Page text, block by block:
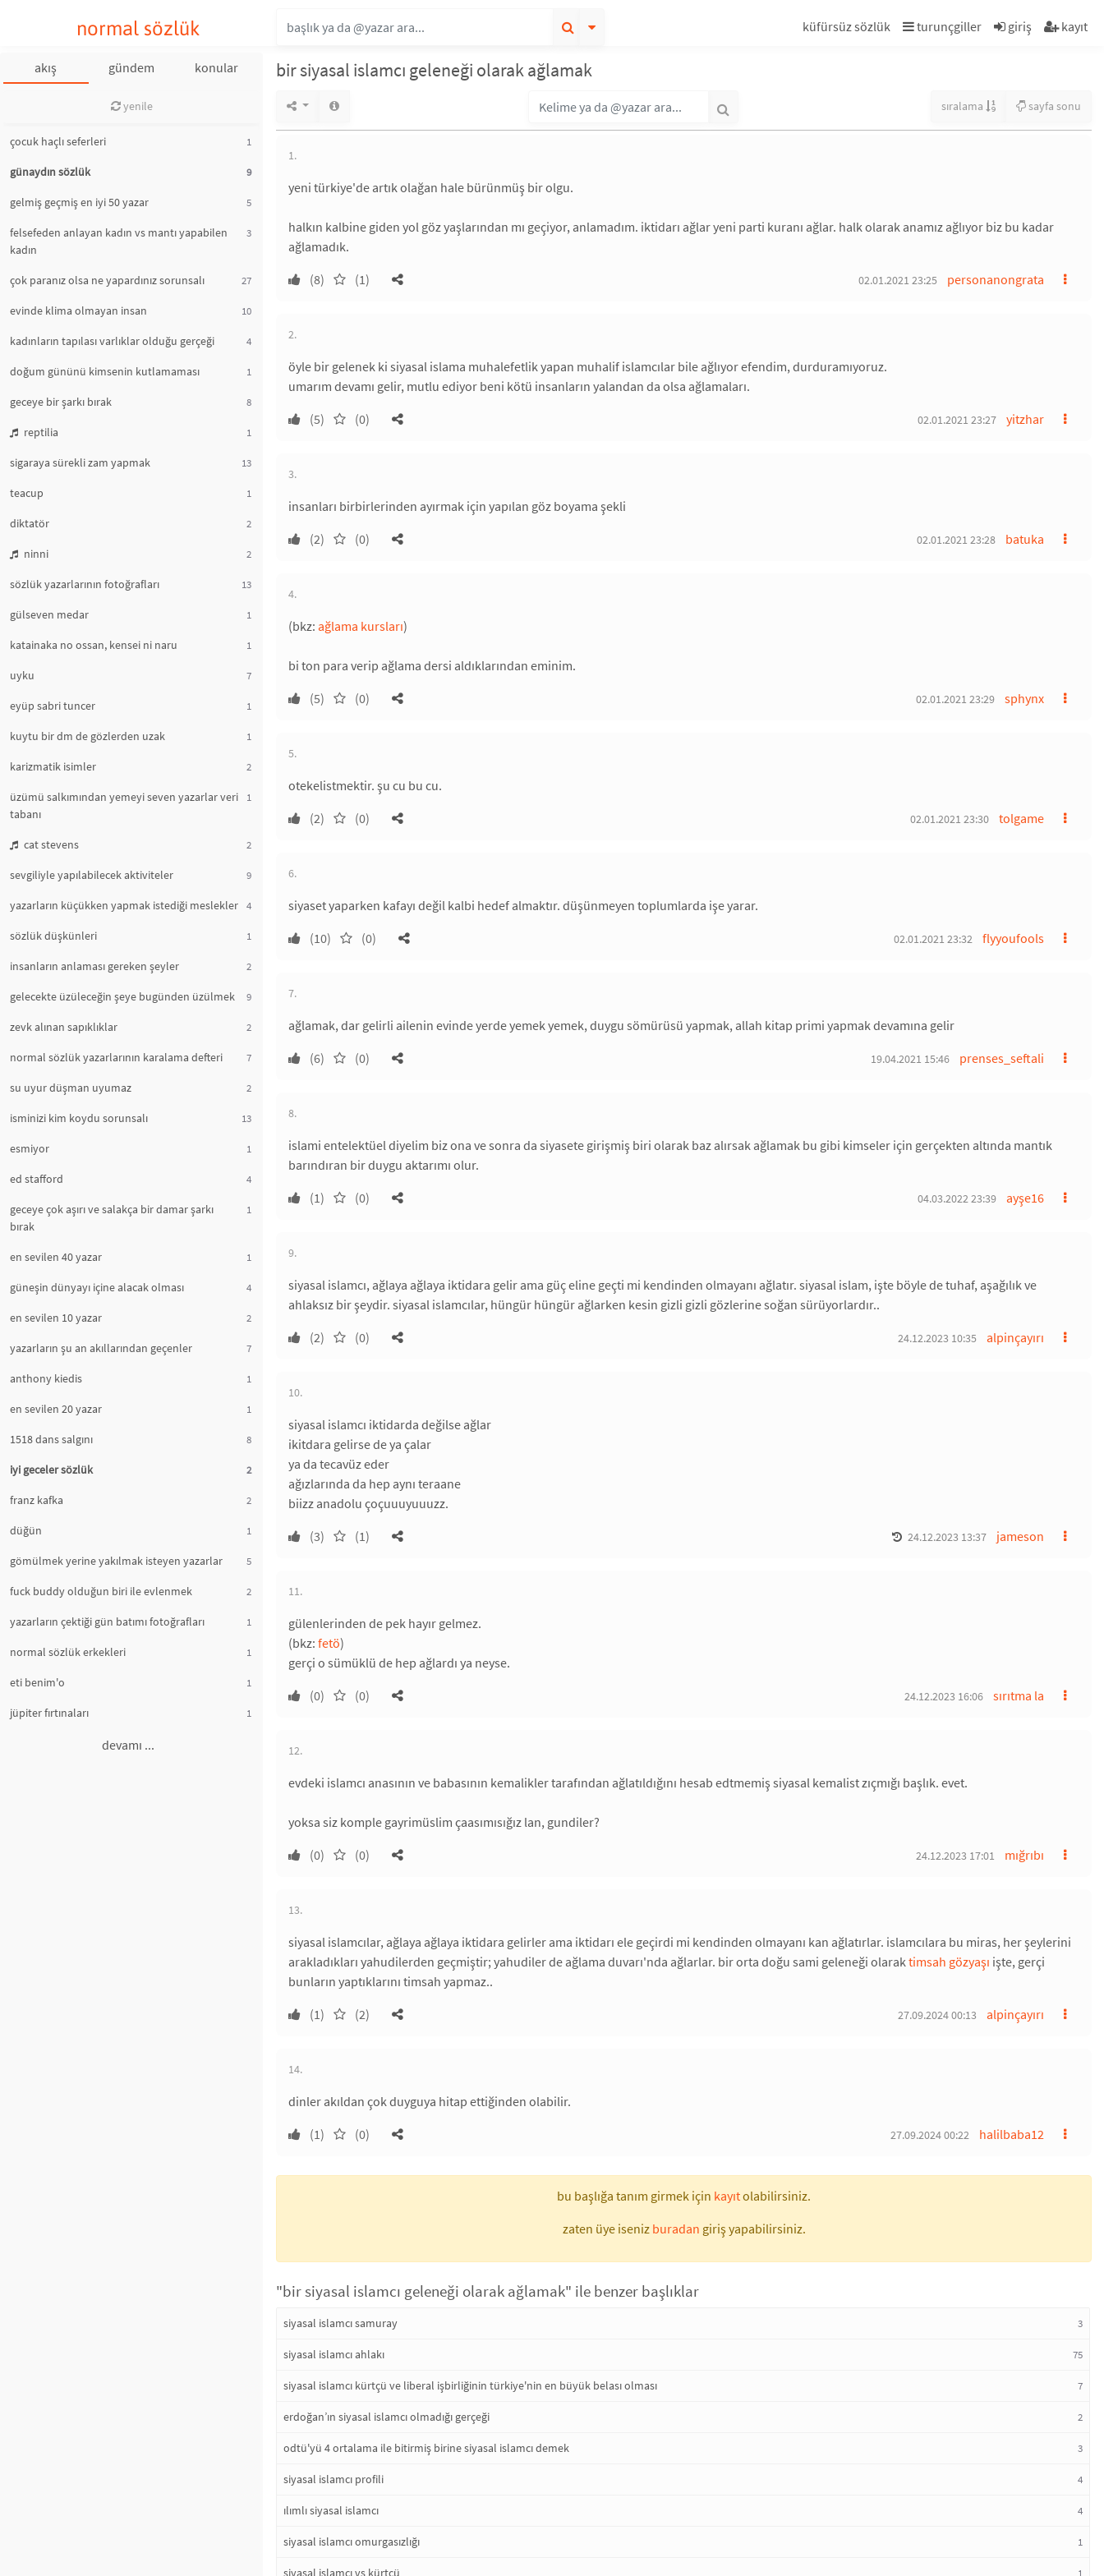
normal sözlük küfürsüz sözlük turunçgiller giriş kayıt
akış gündem konular
yenile
çocuk haçlı seferleri 1
günaydın sözlük 9
gelmiş geçmiş en iyi 50 yazar 5
felsefeden anlayan kadın vs mantı yapabilen
kadın
3
çok paranız olsa ne yapardınız sorunsalı 27
evinde klima olmayan insan 10
kadınların tapılası varlıklar olduğu gerçeği 4
doğum gününü kimsenin kutlamaması 1
geceye bir şarkı bırak 8
reptilia 1
sigaraya sürekli zam yapmak 13
teacup 1
diktatör 2
ninni 2
sözlük yazarlarının fotoğrafları 13
gülseven medar 1
katainaka no ossan, kensei ni naru 1
uyku 7
eyüp sabri tuncer 1
kuytu bir dm de gözlerden uzak 1
karizmatik isimler 2
üzümü salkımından yemeyi seven yazarlar veri
tabanı
1
cat stevens 2
sevgiliyle yapılabilecek aktiviteler 9
yazarların küçükken yapmak istediği meslekler 4
sözlük düşkünleri 1
insanların anlaması gereken şeyler 2
gelecekte üzüleceğin şeye bugünden üzülmek 9
zevk alınan sapıklıklar 2
normal sözlük yazarlarının karalama defteri 7
su uyur düşman uyumaz 2
isminizi kim koydu sorunsalı 13
esmiyor 1
ed stafford 4
geceye çok aşırı ve salakça bir damar şarkı
bırak
1
en sevilen 40 yazar 1
güneşin dünyayı içine alacak olması 4
en sevilen 10 yazar 2
yazarların şu an akıllarından geçenler 7
anthony kiedis 1
en sevilen 20 yazar 1
1518 dans salgını 8
iyi geceler sözlük 2
franz kafka 2
düğün 1
gömülmek yerine yakılmak isteyen yazarlar 5
fuck buddy olduğun biri ile evlenmek 2
yazarların çektiği gün batımı fotoğrafları 1
normal sözlük erkekleri 1
eti benim'o 1
jüpiter fırtınaları 1
devamı ...
bir siyasal islamcı geleneği olarak ağlamak
sıralama sayfa sonu
1.
yeni türkiye'de artık olağan hale bürünmüş bir olgu.
halkın kalbine giden yol göz yaşlarından mı geçiyor, anlamadım. iktidarı ağlar yeni parti kuranı ağlar. halk olarak anamız ağlıyor biz bu kadar
ağlamadık.
(8)
(1) personanongrata
02.01.2021 23:25
2.
öyle bir gelenek ki siyasal islama muhalefetlik yapan muhalif islamcılar bile ağlıyor efendim, durduramıyoruz.
umarım devamı gelir, mutlu ediyor beni kötü insanların yalandan da olsa ağlamaları.
(5)
(0) yitzhar
02.01.2021 23:27
3.
insanları birbirlerinden ayırmak için yapılan göz boyama şekli
(2)
(0) batuka
02.01.2021 23:28
4.
(bkz: ağlama kursları)
bi ton para verip ağlama dersi aldıklarından eminim.
(5)
(0) sphynx
02.01.2021 23:29
5.
otekelistmektir. şu cu bu cu.
(2)
(0) tolgame
02.01.2021 23:30
6.
siyaset yaparken kafayı değil kalbi hedef almaktır. düşünmeyen toplumlarda işe yarar.
(10)
(0) flyyoufools
02.01.2021 23:32
7.
ağlamak, dar gelirli ailenin evinde yerde yemek yemek, duygu sömürüsü yapmak, allah kitap primi yapmak devamına gelir
(6)
(0) prenses_seftali
19.04.2021 15:46
8.
islami entelektüel diyelim biz ona ve sonra da siyasete girişmiş biri olarak baz alırsak ağlamak bu gibi kimseler için gerçekten altında mantık
barındıran bir duygu aktarımı olur.
(1)
(0) ayşe16
04.03.2022 23:39
9.
siyasal islamcı, ağlaya ağlaya iktidara gelir ama güç eline geçti mi kendinden olmayanı ağlatır. siyasal islam, işte böyle de tuhaf, aşağılık ve
ahlaksız bir şeydir. siyasal islamcılar, hüngür hüngür ağlarken kesin gizli gizli gözlerine soğan sürüyorlardır..
(2)
(0) alpinçayırı
24.12.2023 10:35
10.
siyasal islamcı iktidarda değilse ağlar
ikitdara gelirse de ya çalar
ya da tecavüz eder
ağızlarında da hep aynı teraane
biizz anadolu çoçuuuyuuuzz.
(3)
(1) jameson
24.12.2023 13:37
11.
gülenlerinden de pek hayır gelmez.
(bkz: fetö)
gerçi o sümüklü de hep ağlardı ya neyse.
(0)
(0) sırıtma la
24.12.2023 16:06
12.
evdeki islamcı anasının ve babasının kemalikler tarafından ağlatıldığını hesab edtmemiş siyasal kemalist zıçmığı başlık. evet.
yoksa siz komple gayrimüslim çaasımısığız lan, gundiler?
(0)
(0) mığrıbı
24.12.2023 17:01
13.
siyasal islamcılar, ağlaya ağlaya iktidara gelirler ama iktidarı ele geçirdi mi kendinden olmayanı kan ağlatırlar. islamcılara bu miras, her şeylerini
arakladıkları yahudilerden geçmiştir; yahudiler de ağlama duvarı'nda ağlarlar. bir orta doğu sami geleneği olaraktimsah gözyaşı işte, gerçi
bunların yaptıklarını timsah yapmaz..
(1)
(2) alpinçayırı
27.09.2024 00:13
14.
dinler akıldan çok duyguya hitap ettiğinden olabilir.
(1)
(0) halilbaba12
27.09.2024 00:22
bu başlığa tanım girmek için kayıtolabilirsiniz.
zaten üye iseniz buradan giriş yapabilirsiniz.
"bir siyasal islamcı geleneği olarak ağlamak" ile benzer başlıklar
siyasal islamcı samuray 3
siyasal islamcı ahlakı 75
siyasal islamcı kürtçü ve liberal işbirliğinin türkiye'nin en büyük belası olması 7
erdoğan’ın siyasal islamcı olmadığı gerçeği 2
odtü'yü 4 ortalama ile bitirmiş birine siyasal islamcı demek 3
siyasal islamcı profili 4
ılımlı siyasal islamcı 4
siyasal islamcı omurgasızlığı 1
siyasal islamcı vs kürtçü 1